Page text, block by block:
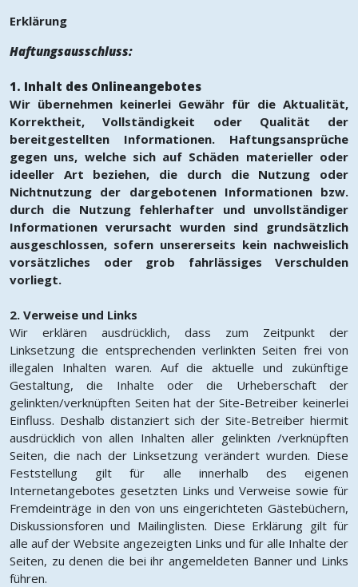
Erklärung
Haftungsausschluss:
1. Inhalt des Onlineangebotes
Wir übernehmen keinerlei Gewähr für die Aktualität,
Korrektheit, Vollständigkeit oder Qualität der
bereitgestellten Informationen. Haftungsansprüche
gegen uns, welche sich auf Schäden materieller oder
ideeller Art beziehen, die durch die Nutzung oder
Nichtnutzung der dargebotenen Informationen bzw.
durch die Nutzung fehlerhafter und unvollständiger
Informationen verursacht wurden sind grundsätzlich
ausgeschlossen, sofern unsererseits kein nachweislich
vorsätzliches oder grob fahrlässiges Verschulden
vorliegt.
2. Verweise und Links
Wir erklären ausdrücklich, dass zum Zeitpunkt der
Linksetzung die entsprechenden verlinkten Seiten frei von
illegalen Inhalten waren. Auf die aktuelle und zukünftige
Gestaltung, die Inhalte oder die Urheberschaft der
gelinkten/verknüpften Seiten hat der Site-Betreiber keinerlei
Einfluss. Deshalb distanziert sich der Site-Betreiber hiermit
ausdrücklich von allen Inhalten aller gelinkten /verknüpften
Seiten, die nach der Linksetzung verändert wurden. Diese
Feststellung gilt für alle innerhalb des eigenen
Internetangebotes gesetzten Links und Verweise sowie für
Fremdeinträge in den von uns eingerichteten Gästebüchern,
Diskussionsforen und Mailinglisten. Diese Erklärung gilt für
alle auf der Website angezeigten Links und für alle Inhalte der
Seiten, zu denen die bei ihr angemeldeten Banner und Links
führen.